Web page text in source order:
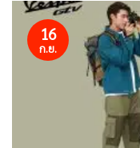
16
ก.ย.